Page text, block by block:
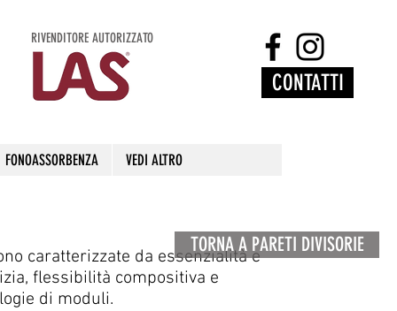
RIVENDITORE AUTORIZZATO
CONTATTI
FONOASSORBENZA VEDI ALTRO
TORNA A PARETI DIVISORIE
caratterizzate da essenzialità e
flessibilità compositiva e
di moduli.